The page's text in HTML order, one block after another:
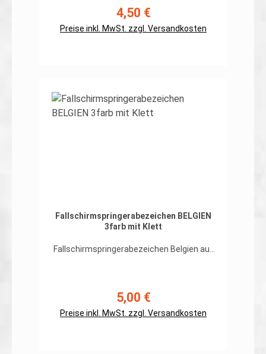
55mmPreis gilt für ein Patch.Erhältlich
auch mit Klett auf der Rückseite
Regulärer Preis:
4,50 €
Preise inkl. MwSt. zzgl. Versandkosten
In den Warenkorb
Fallschirmspringerabezeichen BELGIEN
3farb mit Klett
Fallschirmspringerabezeichen Belgien auf
Rückseite Abmessungen: ca. 100 x 55mm
Preis gilt für ein Patch. Erhältlich auch
ohne Klett auf der Rückseite
Regulärer Preis:
5,00 €
Preise inkl. MwSt. zzgl. Versandkosten